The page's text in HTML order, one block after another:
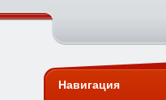
Навигация